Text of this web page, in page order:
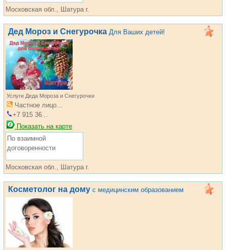
Московская обл., Шатура г.
Дед Мороз и Снегурочка Для Ваших детей!
Услуги Деда Мороза и Снегурочки
Частное лицо...
+7 915 36...
Показать на карте
По взаимной
договоренности
Московская обл., Шатура г.
Косметолог на дому с медицинским образованием